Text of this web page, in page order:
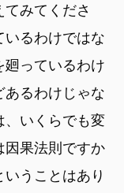
みてくださ
いるわけではな
廻っているわけ
るわけじゃな
、いくらでも変
因果法則ですか
うことはあり